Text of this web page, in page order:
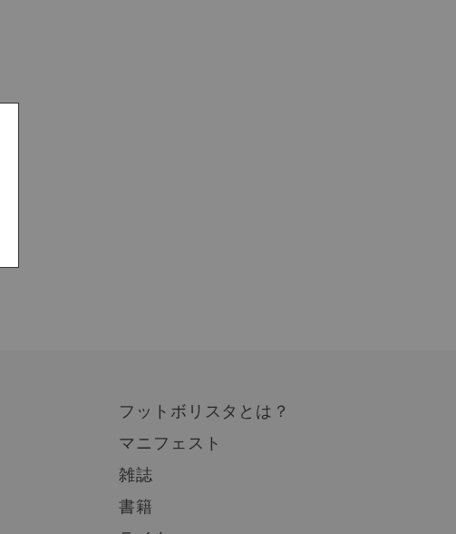
フットボリスタとは？
マニフェスト
雑誌
書籍